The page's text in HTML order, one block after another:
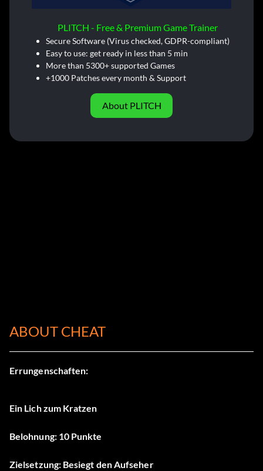
PLITCH - Free & Premium Game Trainer
Secure Software (Virus checked, GDPR-compliant)
Easy to use: get ready in less than 5 min
More than 5300+ supported Games
+1000 Patches every month & Support
About PLITCH
ABOUT CHEAT
Errungenschaften:
Ein Lich zum Kratzen
Belohnung: 10 Punkte
Zielsetzung: Besiegt den Aufseher